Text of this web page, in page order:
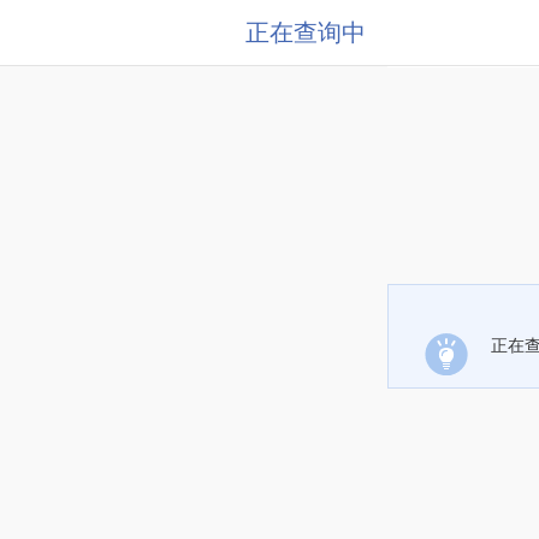
正在查询中
正在